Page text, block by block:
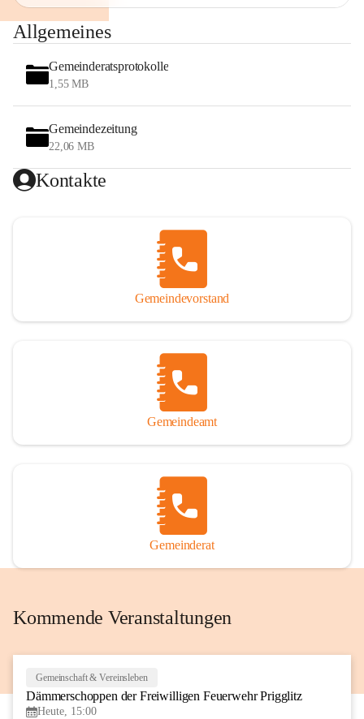
Allgemeines
Gemeinderatsprotokolle
1,55 MB
Gemeindezeitung
22,06 MB
Kontakte
Gemeindevorstand
Gemeindeamt
Gemeinderat
Kommende Veranstaltungen
Gemeinschaft & Vereinsleben
Dämmerschoppen der Freiwilligen Feuerwehr Prigglitz
Heute, 15:00